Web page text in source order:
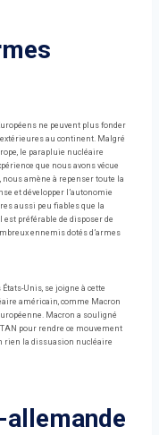
ne peuvent plus fonder
au continent. Malgré
le parapluie nucléaire
que nous avons vécue
amène à repenser toute la
et développer l’autonomie
aussi peu fiables que la
est préférable de disposer de
ennemis dotés d’armes
Unis, se joigne à cette
américain, comme Macron
Macron a souligné
pour rendre ce mouvement
rien la dissuasion nucléaire